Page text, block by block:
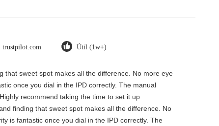
trustpilot.com Útil (1w+)
that sweet spot makes all the difference. No more eye
once you dial in the IPD correctly. The manual
recommend taking the time to set it up
finding that sweet spot makes all the difference. No
is fantastic once you dial in the IPD correctly. The